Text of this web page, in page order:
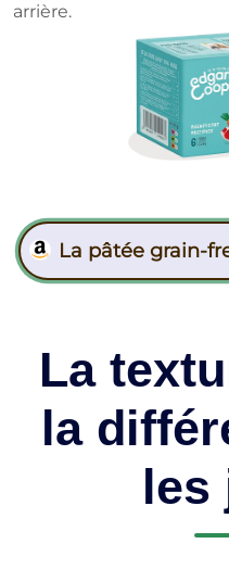
arrière.
La pâtée grain-
La
la
les